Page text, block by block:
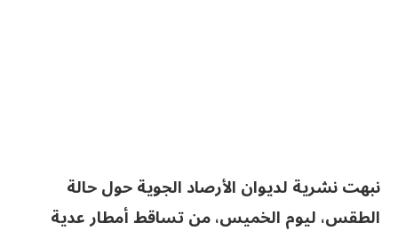
نبهت نشرية لديوان الأرصاد الجوية حول حالة
الطقس، ليوم الخميس، من تساقط أمطار عدية